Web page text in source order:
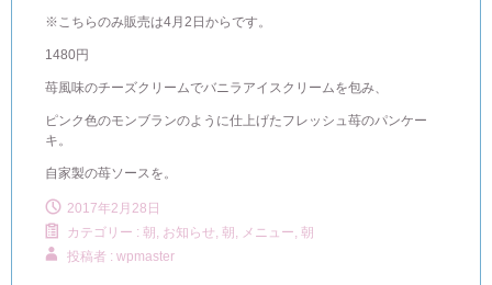
※こちらのみ販売は4月2日からです。
1480円
苺風味のチーズクリームでバニラアイスクリームを包み、
ピンク色のモンブランのように仕上げたフレッシュ苺のパンケー
キ。
自家製の苺ソースを。
2017年2月28日
カテゴリー : 朝, お知らせ, 朝, メニュー, 朝
投稿者 : wpmaster